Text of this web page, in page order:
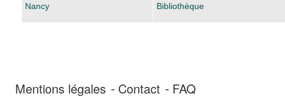
Nancy
Bibliothèque
Mentions légales Contact FAQ